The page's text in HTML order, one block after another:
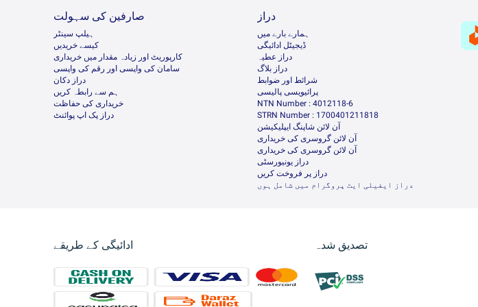
صارفین کی سہولت
ہیلپ سینٹر
کیسے خریدیں
کارپوریٹ اور زیادہ مقدار میں خریداری
سامان کی واپسی اور رقم کی واپسی
دراز دکان
ہم سے رابطہ کریں
خریداری کی حفاظت
دراز پک اپ پوائنٹ
دراز
ہمارے بارے میں
ڈیجیٹل ادائیگی
دراز عطیہ
دراز بلاگ
شرائط اور ضوابط
پرائیویسی پالیسی
NTN Number : 4012118-6
STRN Number : 1700401211818
آن لائن شاپنگ ایپلیکیشن
آن لائن گروسری کی خریداری
آن لائن گروسری کی خریداری
دراز یونیورسٹی
دراز پر فروخت کریں
دراز ایفیلی ایٹ پروگرام میں شامل ہوں
ادائیگی کے طریقے تصدیق شدہ